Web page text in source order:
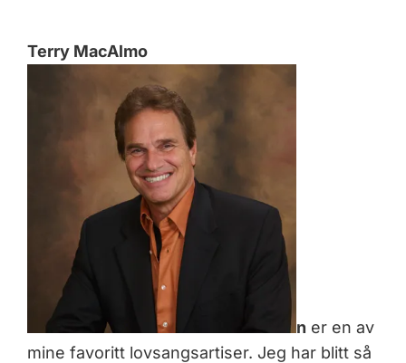
Terry MacAlmo
n er en av
mine favoritt lovsangsartiser. Jeg har blitt så